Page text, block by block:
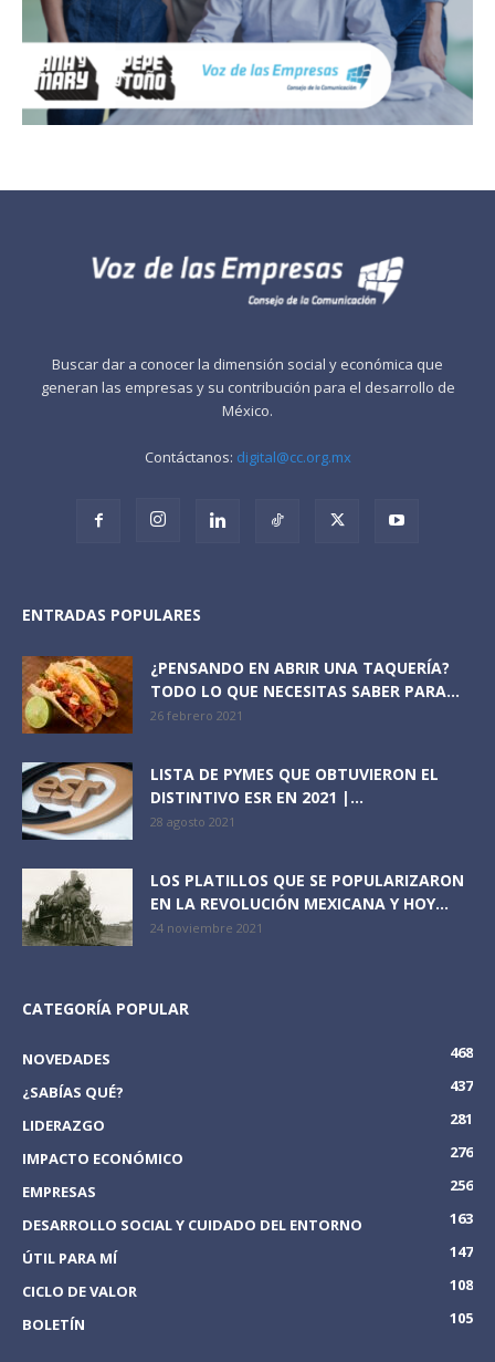
Buscar dar a conocer la dimensión social y económica que
generan las empresas y su contribución para el desarrollo de
México.
Contáctanos: digital@cc.org.mx
ENTRADAS POPULARES
¿PENSANDO EN ABRIR UNA TAQUERÍA?
TODO LO QUE NECESITAS SABER PARA...
26 febrero 2021
LISTA DE PYMES QUE OBTUVIERON EL
DISTINTIVO ESR EN 2021 |...
28 agosto 2021
LOS PLATILLOS QUE SE POPULARIZARON
EN LA REVOLUCIÓN MEXICANA Y HOY...
24 noviembre 2021
CATEGORÍA POPULAR
NOVEDADES
468
¿SABÍAS QUÉ?
437
LIDERAZGO
281
IMPACTO ECONÓMICO
276
EMPRESAS
256
DESARROLLO SOCIAL Y CUIDADO DEL ENTORNO
163
ÚTIL PARA MÍ
147
CICLO DE VALOR
108
BOLETÍN
105